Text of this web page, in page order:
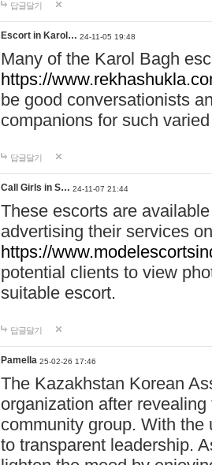
답글달기
Escort in Karol… 24-11-05 19:48
Many of the Karol Bagh
https://
be good conversationists
companions for such
답글달기
Call Girls in S… 24-11-07 21:44
These escorts are
advertising their services
https://
potential clients to view
suitable escort.
답글달기
Pamella 25-02-26 17:46
The Kazakhstan Korean
organization after
community group. With
to transparent leadership.